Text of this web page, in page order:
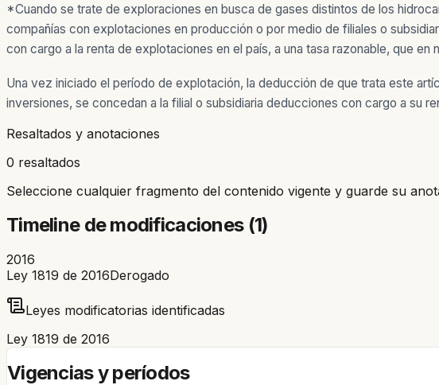
*Cuando se trate de exploraciones en busca de gases distintos de los
compañías con explotaciones en producción o por medio de filiales o
con cargo a la renta de explotaciones en el país, a una tasa razonable, que
Una vez iniciado el período de explotación, la deducción de que trata este
inversiones, se concedan a la filial o subsidiaria deducciones con cargo a su
Resaltados y anotaciones
0 resaltados
Seleccione cualquier fragmento del contenido vigente y guarde su
Timeline de modificaciones (1)
2016
Ley 1819 de 2016Derogado
Leyes modificatorias identificadas
Ley 1819 de 2016
Vigencias y períodos